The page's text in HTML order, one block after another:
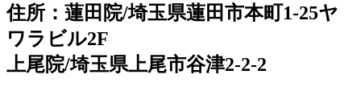
住所：蓮田院/埼玉県蓮田市本町1-25ヤ
ワラビル2F
上尾院/埼玉県上尾市谷津2-2-2